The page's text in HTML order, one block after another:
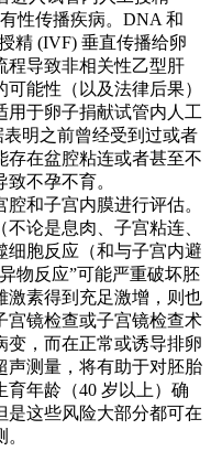
性传播疾病。DNA 和
精 (IVF) 垂直传播给卵
程导致非相关性乙型肝
能性（以及法律后果）
用于卵子捐献试管内人工
明之前曾经受到过或者
存在盆腔粘连或者甚至不
不孕不育。
和子宫内膜进行评估。
论是息肉、子宫粘连、
细胞反应（和与子宫内避
物反应”可能严重破坏胚
激素得到充足激增，则也
宫镜检查或子宫镜检查术
变，而在正常或诱导排卵
声测量，将有助于对胚胎
年龄（40 岁以上）确
是这些风险大部分都可在